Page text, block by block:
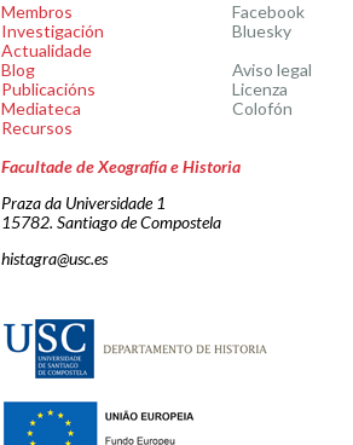
Membros
Investigación
Actualidade
Blog
Publicacións
Mediateca
Recursos
Facebook
Bluesky
Aviso legal
Licenza
Colofón
Facultade de Xeografía e Historia
Praza da Universidade 1
15782. Santiago de Compostela
histagra@usc.es